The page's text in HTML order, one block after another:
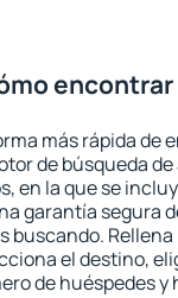
más rápida de
de búsqueda
en la que se
garantía segura
buscando.
el destino,
de huéspedes y